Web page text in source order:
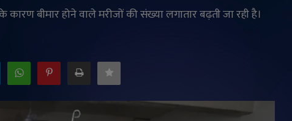
कारण बीमार होने वाले मरीजों की संख्या लगातार बढ़ती जा रही है।